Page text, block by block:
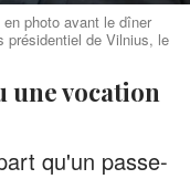
photo avant le dîner
présidentiel de Vilnius, le
une vocation
qu'un passe-